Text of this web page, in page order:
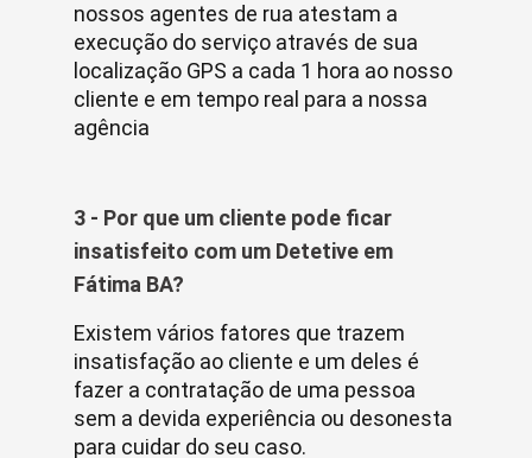
nossos agentes de rua atestam a
execução do serviço através de sua
localização GPS a cada 1 hora ao nosso
cliente e em tempo real para a nossa
agência
3 - Por que um cliente pode ficar
insatisfeito com um Detetive em
Fátima BA?
Existem vários fatores que trazem
insatisfação ao cliente e um deles é
fazer a contratação de uma pessoa
sem a devida experiência ou desonesta
para cuidar do seu caso.